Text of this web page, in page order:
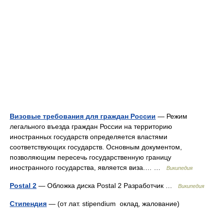
Визовые требования для граждан России — Режим
легального въезда граждан России на территорию
иностранных государств определяется властями
соответствующих государств. Основным документом,
позволяющим пересечь государственную границу
иностранного государства, является виза.… …
Википедия
Postal 2 — Обложка диска Postal 2 Разработчик … Википедия
Стипендия — (от лат. stipendium оклад, жалование)